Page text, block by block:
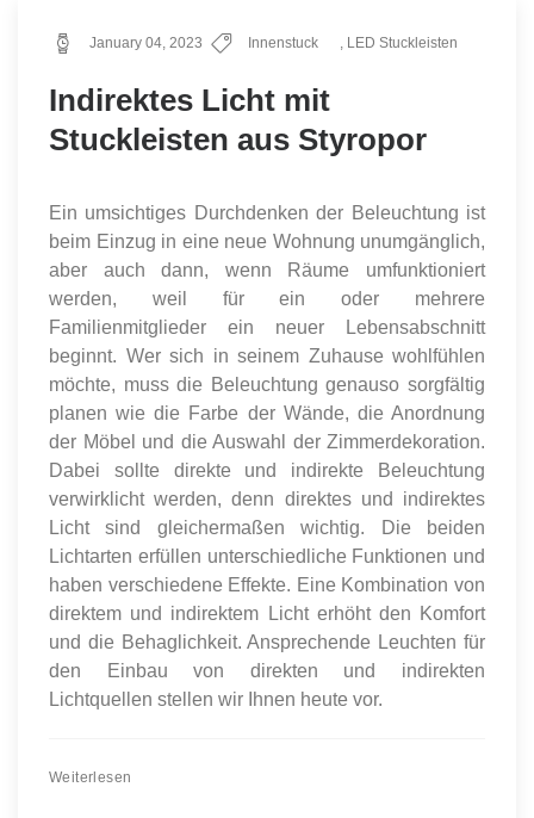
January 04, 2023 Innenstuck , LED Stuckleisten
Indirektes Licht mit
Stuckleisten aus Styropor
Ein umsichtiges Durchdenken der Beleuchtung ist
beim Einzug in eine neue Wohnung unumgänglich,
aber auch dann, wenn Räume umfunktioniert
werden, weil für ein oder mehrere
Familienmitglieder ein neuer Lebensabschnitt
beginnt. Wer sich in seinem Zuhause wohlfühlen
möchte, muss die Beleuchtung genauso sorgfältig
planen wie die Farbe der Wände, die Anordnung
der Möbel und die Auswahl der Zimmerdekoration.
Dabei sollte direkte und indirekte Beleuchtung
verwirklicht werden, denn direktes und indirektes
Licht sind gleichermaßen wichtig. Die beiden
Lichtarten erfüllen unterschiedliche Funktionen und
haben verschiedene Effekte. Eine Kombination von
direktem und indirektem Licht erhöht den Komfort
und die Behaglichkeit. Ansprechende Leuchten für
den Einbau von direkten und indirekten
Lichtquellen stellen wir Ihnen heute vor.
Weiterlesen